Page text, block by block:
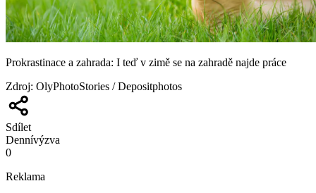
Prokrastinace a zahrada: I teď v zimě se na zahradě najde práce
Zdroj: OlyPhotoStories / Depositphotos
Sdílet
Dennívýzva
0
Reklama